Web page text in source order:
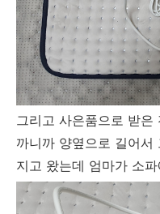
그리고 사은품으로 받은
까니까 양옆으로 길어
지고 왔는데 엄마가 소